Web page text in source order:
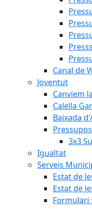
Canal de
Joventut
Canviem
Calella
Baixada
3x3
Igualtat
Serveis
Estat de
Estat de
Formulari